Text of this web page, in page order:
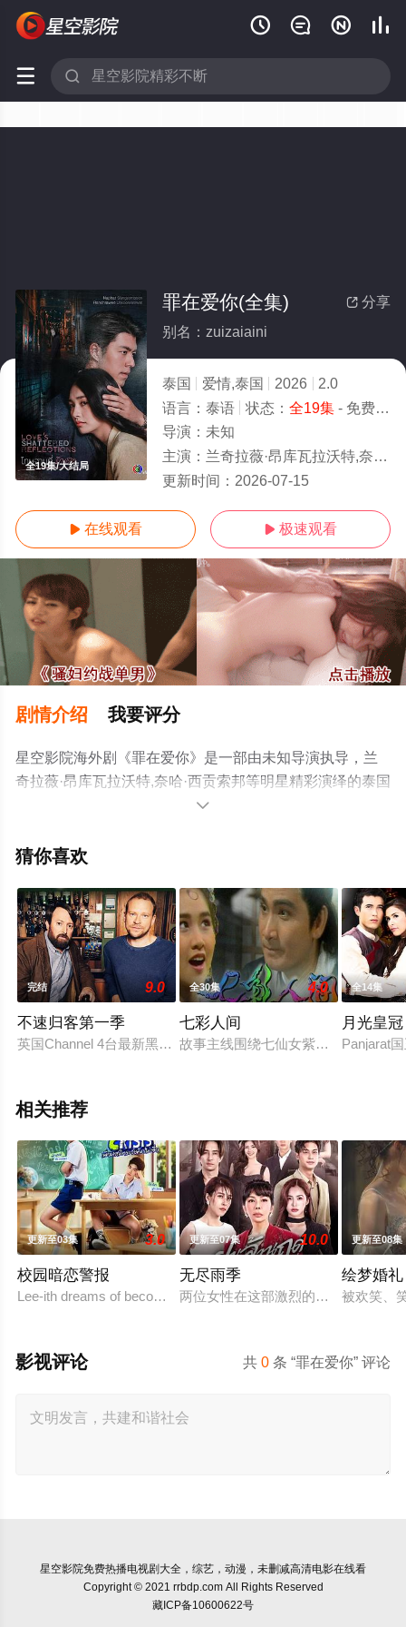
   
 
全19集/大结局
 分享
罪在爱你(全集)
别名：zuizaiaini
泰国 爱情,泰国 2026
2.0
语言： 泰语 状态： 全19集- 免费在线观看
导演： 未知
主演： 兰奇拉薇·昂库瓦拉沃特,奈哈·西贡索邦
更新时间： 2026-07-15
 在线观看  极速观看
剧情介绍 我要评分
星空影院海外剧《罪在爱你》是一部由未知导演执导，兰
奇拉薇·昂库瓦拉沃特,奈哈·西贡索邦等明星精彩演绎的泰国
电视剧，大结局剧情已揭晓（全19集），手机免费观看高
息可移步至豆瓣电视剧、电视猫或剧情网等平台了解。

猜你喜欢
完结 9.0
不速归客第一季
英国Channel 4台最新黑色喜剧，由曾编剧过《副总统 Veep》和
全30集 4.0
七彩人间
故事主线围绕七仙女紫衣与凡人画家
全14集
月光皇冠
Panjarat
相关推荐
更新至03集 3.0
校园暗恋警报
Lee-ith dreams of becoming a cool indie rock musician. Because
更新至07集 10.0
无尽雨季
两位女性在这部激烈的家庭剧中争夺
更新至08集
绘梦婚礼
被欢笑、
共0 条 “罪在爱你” 评论
影视评论
星空影院免费热播电视剧大全，综艺，动漫，未删减高清电影在线看
Copyright © 2021 rrbdp.com All Rights Reserved
藏ICP备10600622号